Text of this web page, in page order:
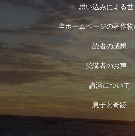
思い込みによる世
当ホームページの著作
読者の感想
受講者のお声
講演について
息子と奇跡